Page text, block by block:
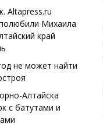
Altapress.ru
Михаила
край
не может найти
Алтайска
с батутами и